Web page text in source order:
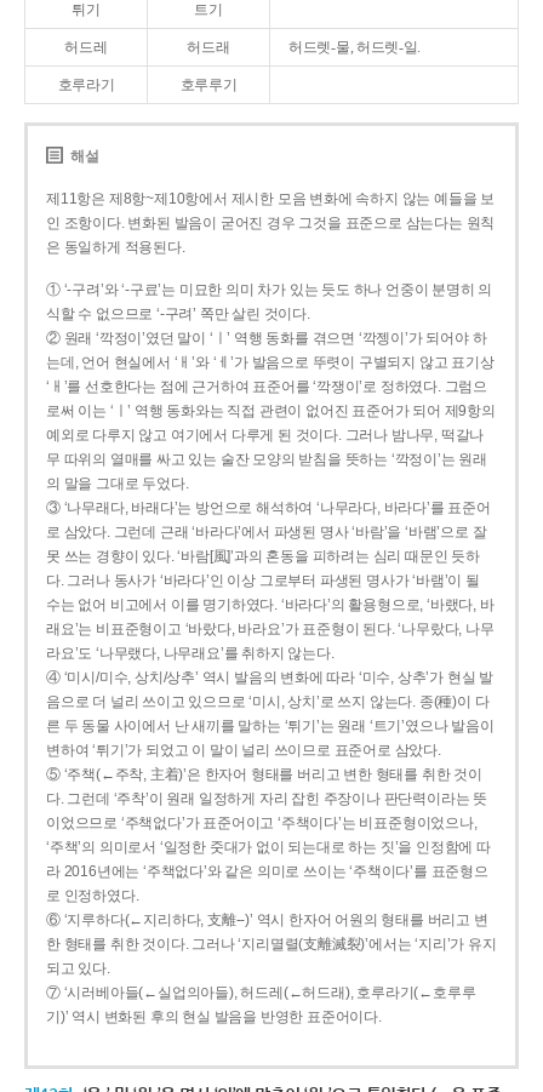
튀기 트기
허드레 허드래 허드렛-물, 허드렛-일.
호루라기 호루루기
해설
제11항은 제8항~제10항에서 제시한 모음 변화에 속하지 않는 예들을 보
인 조항이다. 변화된 발음이 굳어진 경우 그것을 표준으로 삼는다는 원칙
은 동일하게 적용된다.
① ‘-구려’와 ‘-구료’는 미묘한 의미 차가 있는 듯도 하나 언중이 분명히 의
식할 수 없으므로 ‘-구려’ 쪽만 살린 것이다.
② 원래 ‘깍정이’였던 말이 ‘ㅣ’ 역행 동화를 겪으면 ‘깍젱이’가 되어야 하
는데, 언어 현실에서 ‘ㅐ’와 ‘ㅔ’가 발음으로 뚜렷이 구별되지 않고 표기상
‘ㅐ’를 선호한다는 점에 근거하여 표준어를 ‘깍쟁이’로 정하였다. 그럼으
로써 이는 ‘ㅣ’ 역행 동화와는 직접 관련이 없어진 표준어가 되어 제9항의
예외로 다루지 않고 여기에서 다루게 된 것이다. 그러나 밤나무, 떡갈나
무 따위의 열매를 싸고 있는 술잔 모양의 받침을 뜻하는 ‘깍정이’는 원래
의 말을 그대로 두었다.
③ ‘나무래다, 바래다’는 방언으로 해석하여 ‘나무라다, 바라다’를 표준어
로 삼았다. 그런데 근래 ‘바라다’에서 파생된 명사 ‘바람’을 ‘바램’으로 잘
못 쓰는 경향이 있다. ‘바람[風]’과의 혼동을 피하려는 심리 때문인 듯하
다. 그러나 동사가 ‘바라다’인 이상 그로부터 파생된 명사가 ‘바램’이 될
수는 없어 비고에서 이를 명기하였다. ‘바라다’의 활용형으로, ‘바랬다, 바
래요’는 비표준형이고 ‘바랐다, 바라요’가 표준형이 된다. ‘나무랐다, 나무
라요’도 ‘나무랬다, 나무래요’를 취하지 않는다.
④ ‘미시/미수, 상치/상추’ 역시 발음의 변화에 따라 ‘미수, 상추’가 현실 발
음으로 더 널리 쓰이고 있으므로 ‘미시, 상치’로 쓰지 않는다. 종(種)이 다
른 두 동물 사이에서 난 새끼를 말하는 ‘튀기’는 원래 ‘트기’였으나 발음이
변하여 ‘튀기’가 되었고 이 말이 널리 쓰이므로 표준어로 삼았다.
⑤ ‘주책(←주착, 主着)’은 한자어 형태를 버리고 변한 형태를 취한 것이
다. 그런데 ‘주착’이 원래 일정하게 자리 잡힌 주장이나 판단력이라는 뜻
이었으므로 ‘주책없다’가 표준어이고 ‘주책이다’는 비표준형이었으나,
‘주책’의 의미로서 ‘일정한 줏대가 없이 되는대로 하는 짓’을 인정함에 따
라 2016년에는 ‘주책없다’와 같은 의미로 쓰이는 ‘주책이다’를 표준형으
로 인정하였다.
⑥ ‘지루하다(←지리하다, 支離--)’ 역시 한자어 어원의 형태를 버리고 변
한 형태를 취한 것이다. 그러나 ‘지리멸렬(支離滅裂)’에서는 ‘지리’가 유지
되고 있다.
⑦ ‘시러베아들(←실업의아들), 허드레(←허드래), 호루라기(←호루루
기)’ 역시 변화된 후의 현실 발음을 반영한 표준어이다.